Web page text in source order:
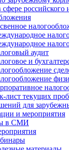
сфере
аудит
и
лист текущих
для
и мероприятия
в СМИ